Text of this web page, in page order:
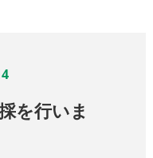
を行いま